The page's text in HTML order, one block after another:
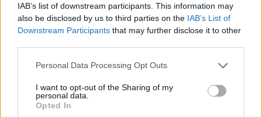
IAB’s list of downstream participants. This information may
also be disclosed by us to third parties on the IAB’s List of
Downstream Participants that may further disclose it to other
Please note that this website/app uses one or more Google
not limited to your visit or usage behaviour. You may click to
grant or deny consent to Google and its third-party tags to
use your data for below specified purposes in below Google
Personal Data Processing Opt Outs
I want to opt-out of the Sharing of my
personal data.
Opted In
ευρωπαϊκού προσανατολισμού και οδήγησε στην
ένταξη της χώρας το 1981.
1987:Ο Ρόναλντ Ρίγκαν, μιλώντας στο Δυτικό
Βερολίνο, απευθύνει στον Μιχαήλ Γκορμπατσόφ τη
Πύλη του Βρανδεμβούργου έμεινε ως ένα από τα πιο
αναγνωρίσιμα πολιτικά στιγμιότυπα του Ψυχρού